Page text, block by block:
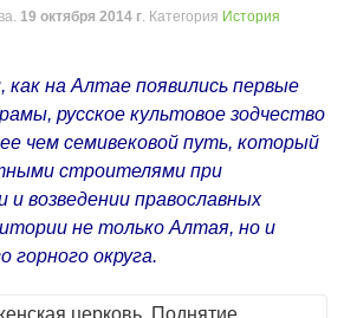
. 19 октября 2014 г. Категория История
как на Алтае появились первые
русское культовое зодчество
чем семивековой путь, который
строителями при
и возведении православных
не только Алтая, но и
горного округа.